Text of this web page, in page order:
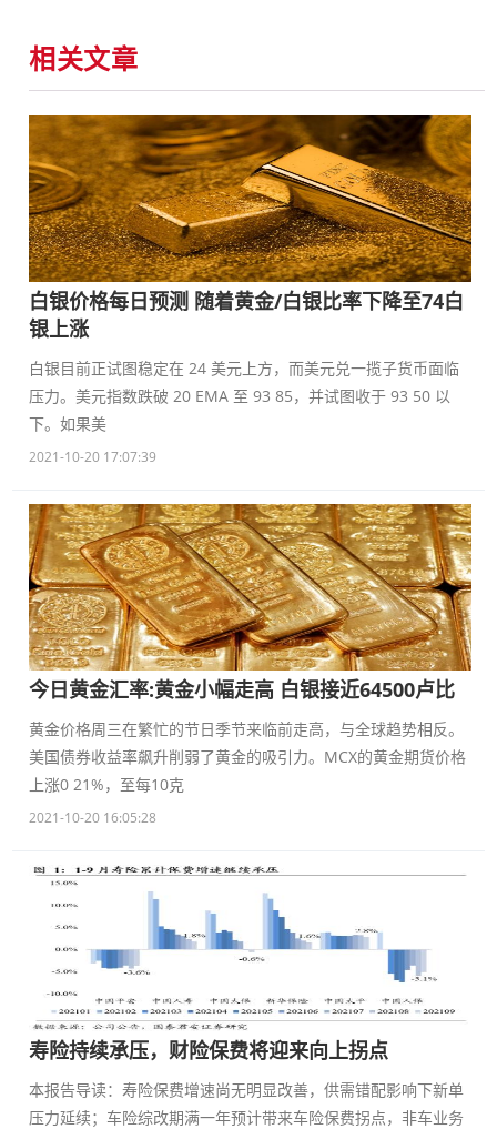
相关文章
白银价格每日预测 随着黄金/白银比率下降至74白
银上涨
白银目前正试图稳定在 24 美元上方，而美元兑一揽子货币面临
压力。美元指数跌破 20 EMA 至 93 85，并试图收于 93 50 以
下。如果美
2021-10-20 17:07:39
今日黄金汇率:黄金小幅走高 白银接近64500卢比
黄金价格周三在繁忙的节日季节来临前走高，与全球趋势相反。
美国债券收益率飙升削弱了黄金的吸引力。MCX的黄金期货价格
上涨0 21%，至每10克
2021-10-20 16:05:28
寿险持续承压，财险保费将迎来向上拐点
本报告导读：寿险保费增速尚无明显改善，供需错配影响下新单
压力延续；车险综改期满一年预计带来车险保费拐点，非车业务